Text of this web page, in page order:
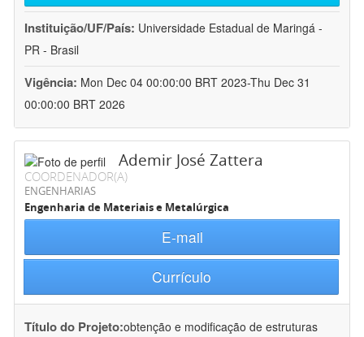
Instituição/UF/País: Universidade Estadual de Maringá -
PR - Brasil
Vigência: Mon Dec 04 00:00:00 BRT 2023-Thu Dec 31
00:00:00 BRT 2026
Ademir José Zattera
COORDENADOR(A)
ENGENHARIAS
Engenharia de Materiais e Metalúrgica
E-mail
Currículo
Título do Projeto:obtenção e modificação de estruturas